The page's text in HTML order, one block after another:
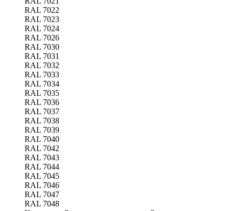
RAL 7022
RAL 7023
RAL 7024
RAL 7026
RAL 7030
RAL 7031
RAL 7032
RAL 7033
RAL 7034
RAL 7035
RAL 7036
RAL 7037
RAL 7038
RAL 7039
RAL 7040
RAL 7042
RAL 7043
RAL 7044
RAL 7045
RAL 7046
RAL 7047
RAL 7048